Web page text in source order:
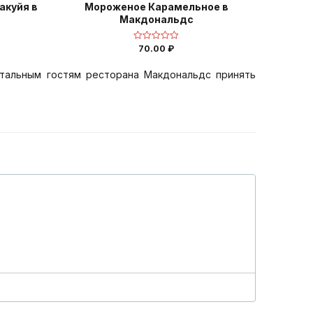
в
Мороженое Карамельное в
Макдональдс
Оценка
5
70.00 ₽
гостям ресторана Макдональдс принять